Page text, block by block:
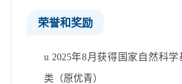
荣誉和奖励
u 2025年8月获得国家自然科
类（原优青）